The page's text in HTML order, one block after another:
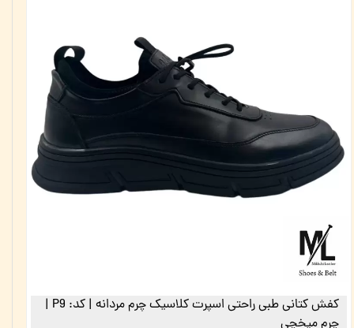
کفش کتانی طبی راحتی اسپرت کلاسیک چرم مردانه | کد: P9 |